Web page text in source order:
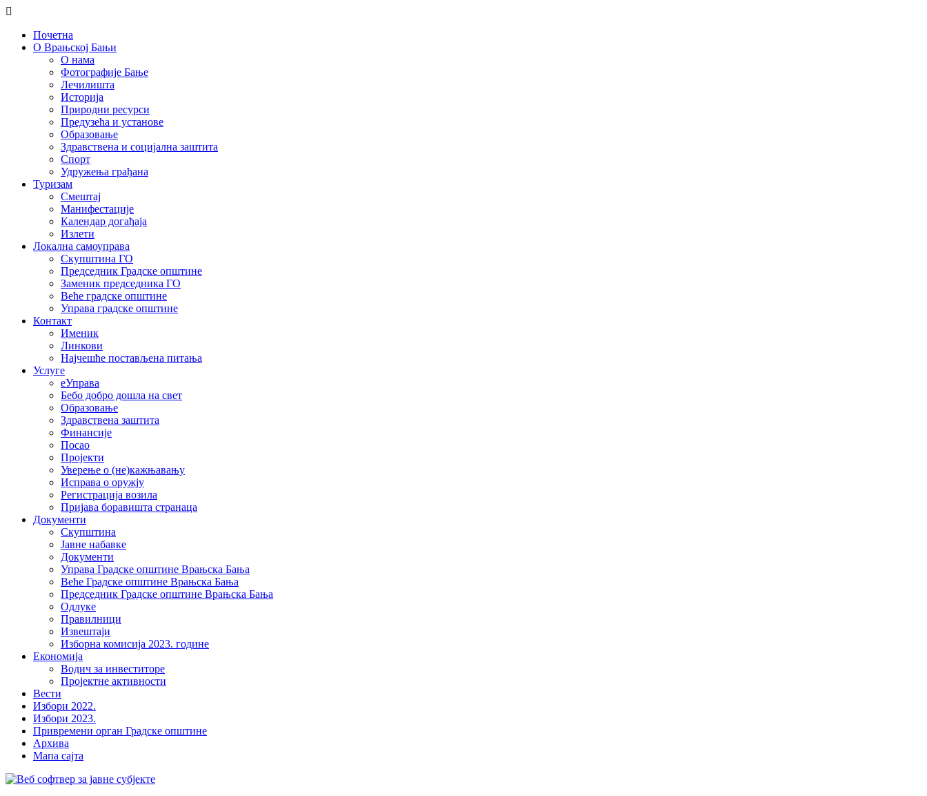
Почетна
О Врањској Бањи
О нама
Фотографије Бање
Лечилишта
Историја
Природни ресурси
Предузећа и установе
Образовање
Здравствена и социјална заштита
Спорт
Удружења грађана
Туризам
Смештај
Манифестације
Календар догађаја
Излети
Локална самоуправа
Скупштина ГО
Председник Градске општине
Заменик председника ГО
Веће градске општине
Управа градске општине
Контакт
Именик
Линкови
Најчешће постављена питања
Услуге
еУправа
Бебо добро дошла на свет
Образовање
Здравствена заштита
Финансије
Посао
Пројекти
Уверење о (не)кажњавању
Исправа о оружју
Регистрација возила
Пријава боравишта странаца
Документи
Скупштина
Јавне набавке
Документи
Управа Градске општине Врањска Бања
Веће Градске општине Врањска Бања
Председник Градске општине Врањска Бања
Одлуке
Правилници
Извештаји
Изборна комисија 2023. године
Економија
Водич за инвеститоре
Пројектне активности
Вести
Избори 2022.
Избори 2023.
Привремени орган Градске општине
Архива
Мапа сајта